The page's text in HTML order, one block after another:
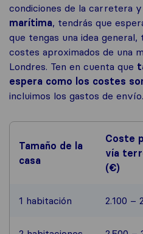
condiciones de la carretera
marítima, tendrás que
que tengas una idea
costes aproximados de una
Londres. Ten en cuenta que
espera como los costes
incluimos los gastos de envío.
Tamaño de la
casa
Coste
vía
(€)
1 habitación 2.100 –